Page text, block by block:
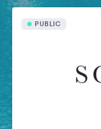
PUBLIC